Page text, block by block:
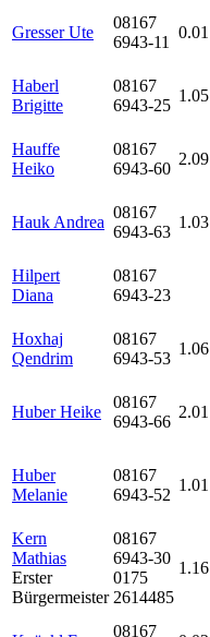
Gresser Ute
08167
6943-11
0.01
Haberl
Brigitte
08167
6943-25
1.05
Hauffe
Heiko
08167
6943-60
2.09
Hauk Andrea
08167
6943-63
1.03
Hilpert
Diana
08167
6943-23
Hoxhaj
Qendrim
08167
6943-53
1.06
Huber Heike
08167
6943-66
2.01
Huber
Melanie
08167
6943-52
1.01
Kern
Mathias
Erster
Bürgermeister
08167
6943-30
0175
2614485
1.16
08167